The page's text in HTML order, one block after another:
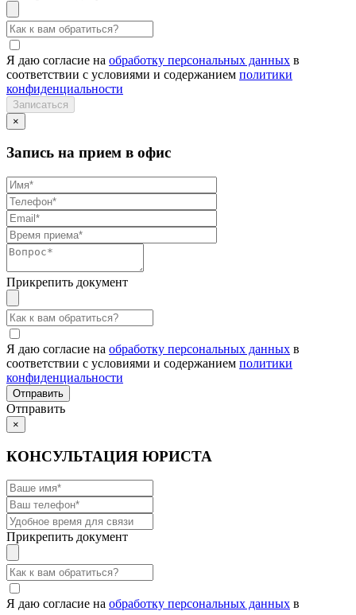
Я даю согласие на обработку персональных данных в
соответствии с условиями и содержанием политики
конфиденциальности
×
Запись на прием в офис
Прикрепить документ
Я даю согласие на обработку персональных данных в
соответствии с условиями и содержанием политики
конфиденциальности
Отправить
×
КОНСУЛЬТАЦИЯ ЮРИСТА
Прикрепить документ
Я даю согласие на обработку персональных данных в